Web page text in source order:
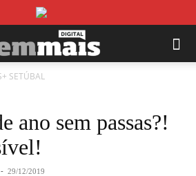
SETÚBAL
ano sem passas?!
- 29/12/2019